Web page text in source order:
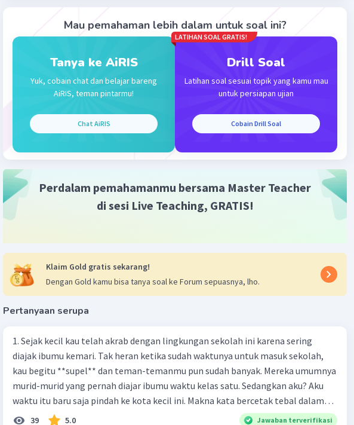
Mau pemahaman lebih dalam untuk soal ini?
Tanya ke AiRIS
Yuk, cobain chat dan belajar bareng
AiRIS, teman pintarmu!
Chat AiRIS
LATIHAN SOAL GRATIS!
Drill Soal
Latihan soal sesuai topik yang kamu mau
untuk persiapan ujian
Cobain Drill Soal
Perdalam pemahamanmu bersama Master Teacher
di sesi Live Teaching, GRATIS!
Klaim Gold gratis sekarang!
Dengan Gold kamu bisa tanya soal ke Forum sepuasnya, lho.
Pertanyaan serupa
1. Sejak kecil kau telah akrab dengan lingkungan sekolah ini karena sering
diajak ibumu kemari. Tak heran ketika sudah waktunya untuk masuk sekolah,
kau begitu **supel** dan teman-temanmu pun sudah banyak. Mereka umumnya
murid-murid yang pernah diajar ibumu waktu kelas satu. Sedangkan aku? Aku
waktu itu baru saja pindah ke kota kecil ini. Makna kata bercetak tebal dalam
kutipan cerpen tersebut adalah .... A. ramah C. santun B. sopan D. baik
39 5.0 Jawaban terverifikasi